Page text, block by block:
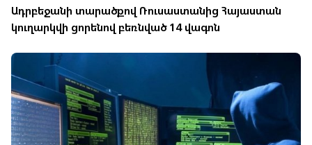
Ադրբեջանի տարածքով Ռուսաստանից Հայաստան
կուղարկվի ցորենով բեռնված 14 վագոն